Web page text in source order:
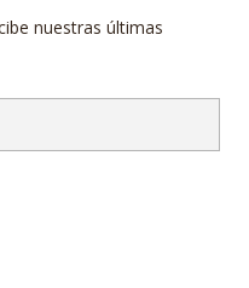
nuestras últimas